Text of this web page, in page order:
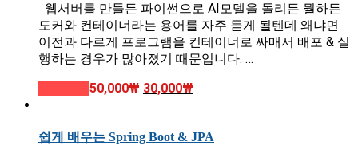
웹서버를 만들든 파이썬으로 AI모델을 돌리든 뭘하든
도커와 컨테이너라는 용어를 자주 듣게 될텐데 왜냐면
이전과 다르게 프로그램을 컨테이너로 싸매서 배포 & 실
행하는 경우가 많아졌기 때문입니다. …
50,000₩ 30,000₩
쉽게 배우는 Spring Boot & JPA